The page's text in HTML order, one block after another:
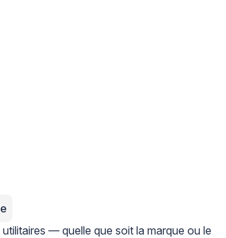
— quelle que soit la marque ou le